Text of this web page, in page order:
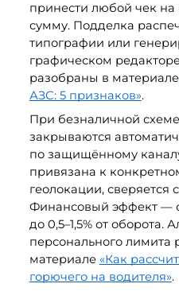
принести любой чек
сумму. Подделка
типографии или
графическом
разобраны в материале
АЗС: 5 признаков».
При безналичной
закрываются
по защищённому
привязана к
геолокации, сверяется
Финансовый эффект —
до 0,5–1,5% от оборота.
персонального лимита
материале «Как
горючего на водителя».